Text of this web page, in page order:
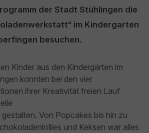
der Stadt Stühlingen die
im Kindergarten
besuchen.
Kinder aus den Kindergärten im
konnten bei den vier
ihrer Kreativität freien Lauf
Von Popcakes bis hin zu
und Keksen war alles